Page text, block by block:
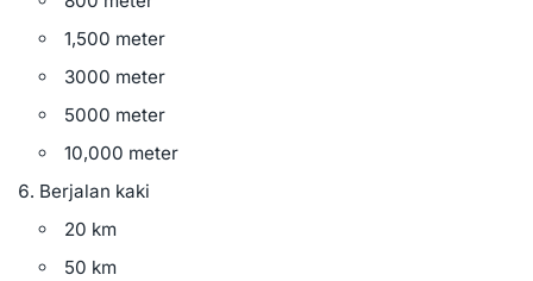
1,500 meter
3000 meter
5000 meter
10,000 meter
Berjalan kaki
20 km
50 km